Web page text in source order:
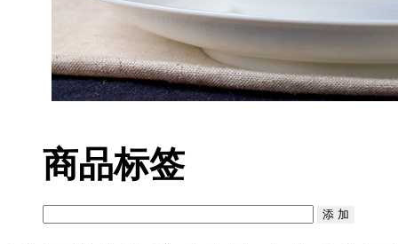
商品标签